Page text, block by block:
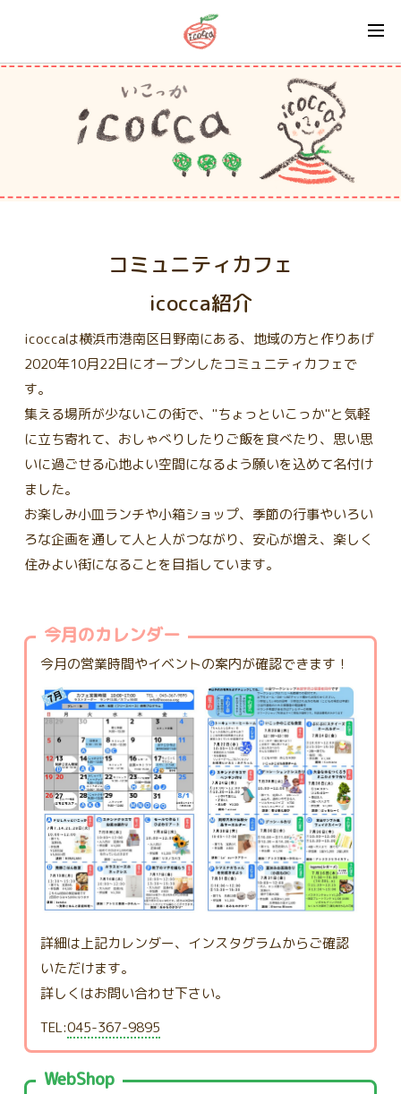
コミュニティカフェ
icocca紹介
icoccaは横浜市港南区日野南にある、地域の方と作りあげ
2020年10月22日にオープンしたコミュニティカフェで
す。
集える場所が少ないこの街で、"ちょっといこっか"と気軽
に立ち寄れて、おしゃべりしたりご飯を食べたり、思い思
いに過ごせる心地よい空間になるよう願いを込めて名付け
ました。
お楽しみ小皿ランチや小箱ショップ、季節の行事やいろい
ろな企画を通して人と人がつながり、安心が増え、楽しく
住みよい街になることを目指しています。
今月のカレンダー
今月の営業時間やイベントの案内が確認できます！
詳細は上記カレンダー、インスタグラムからご確認
いただけます。
詳しくはお問い合わせ下さい。
TEL:045-367-9895
WebShop